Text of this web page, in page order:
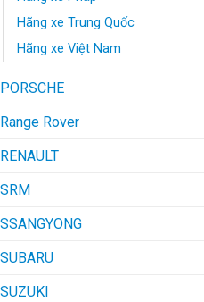
Hãng xe Trung Quốc
Hãng xe Việt Nam
PORSCHE
Range Rover
RENAULT
SRM
SSANGYONG
SUBARU
SUZUKI